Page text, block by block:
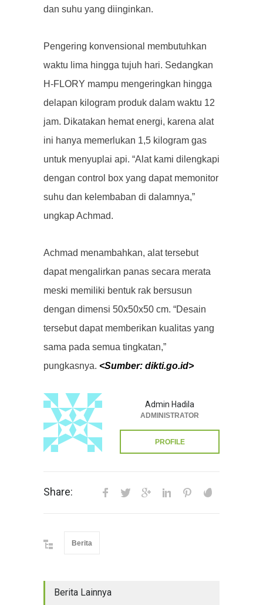
dan suhu yang diinginkan.
Pengering konvensional membutuhkan
waktu lima hingga tujuh hari. Sedangkan
H-FLORY mampu mengeringkan hingga
delapan kilogram produk dalam waktu 12
jam. Dikatakan hemat energi, karena alat
ini hanya memerlukan 1,5 kilogram gas
untuk menyuplai api. “Alat kami dilengkapi
dengan control box yang dapat memonitor
suhu dan kelembaban di dalamnya,”
ungkap Achmad.
Achmad menambahkan, alat tersebut
dapat mengalirkan panas secara merata
meski memiliki bentuk rak bersusun
dengan dimensi 50x50x50 cm. “Desain
tersebut dapat memberikan kualitas yang
sama pada semua tingkatan,”
pungkasnya. <Sumber: dikti.go.id>
Admin Hadila
ADMINISTRATOR
PROFILE
Share:
Berita
Berita Lainnya